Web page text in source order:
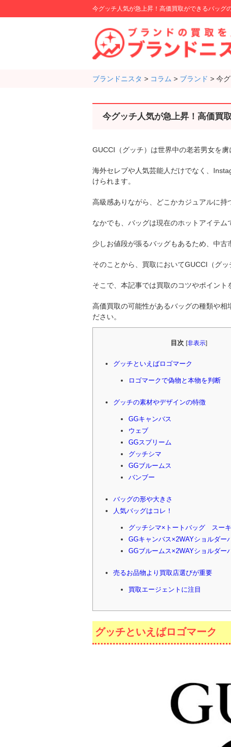
今グッチ人気が急上昇！高価買取ができるバッグ
ブランドニスタ > コラム > ブランド > 今
今グッチ人気が急上昇！高価買
GUCCI（グッチ）は世界中の老若男女を
海外セレブや人気芸能人だけでなく、
けられます。
高級感ありながら、どこかカジュアルに持
なかでも、バッグは現在のホットアイテム
少しお値段が張るバッグもあるため、中古
そのことから、買取においてGUCCI（グ
そこで、本記事では買取のコツやポイント
高価買取の可能性があるバッグの種類や相
ださい。
目次 [非表示]
グッチといえばロゴマーク
ロゴマークで偽物と本物を判断
グッチの素材やデザインの特徴
GGキャンバス
ウェブ
GGスプリーム
グッチシマ
GGブルームス
バンブー
バッグの形や大きさ
人気バッグはコレ！
グッチシマ×トートバッグ スーキ
GGキャンバス×2WAYショルダ
GGブルームス×2WAYショルダー
売るお品物より買取店選びが重要
買取エージェントに注目
グッチといえばロゴマーク